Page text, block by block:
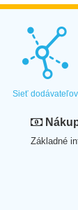
Sieť dodávateľov
Základné